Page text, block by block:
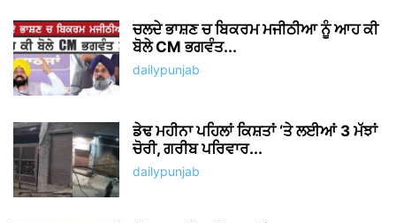
ਚਲਦੇ ਭਾਸ਼ਣ ਚ ਬਿਕਰਮ ਮਜੀਠੀਆ ਨੂੰ ਆਹ ਕੀ
ਬੋਲੇ CM ਭਗਵੰਤ...
dailypunjab
ਡੇਢ ਮਹੀਨਾ ਪਹਿਲਾਂ ਕਿਸ਼ਤਾਂ ‘ਤੇ ਲਈਆਂ 3 ਮੱਝਾਂ
ਚੋਰੀ, ਗਰੀਬ ਪਰਿਵਾਰ...
dailypunjab